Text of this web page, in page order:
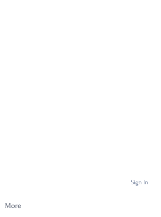
Sign In
More